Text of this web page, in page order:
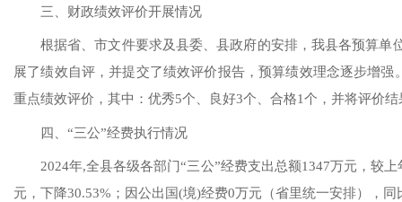
三、财政绩效评价开展情况
根据省、市文件要求及县委 、县政府的安排，我县各预算单
展了绩效自评，并提交了绩效评价报告，预算绩效理念逐步增强
重点绩效评价，其中：优秀5个、良好3个 合格1个，并将评价结
四、 “三公”经费执行情况
2024年,全县各级各部门“三公”经费支出总额1347万元，较上
元，下降30.53%；因公出国(境)经费0万元 （省里统一安排）
，同